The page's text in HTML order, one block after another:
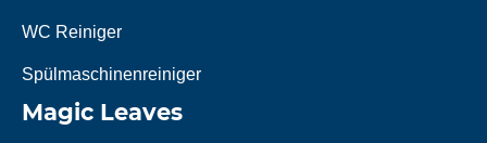
WC Reiniger
Spülmaschinenreiniger
Magic Leaves